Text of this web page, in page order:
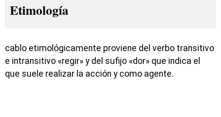
Etimología
cablo etimológicamente proviene del verbo transitivo
e intransitivo «regir» y del sufijo «dor» que indica el
que suele realizar la acción y como agente.